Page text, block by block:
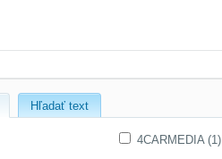
Hľadať text
4CARMEDIA (1)